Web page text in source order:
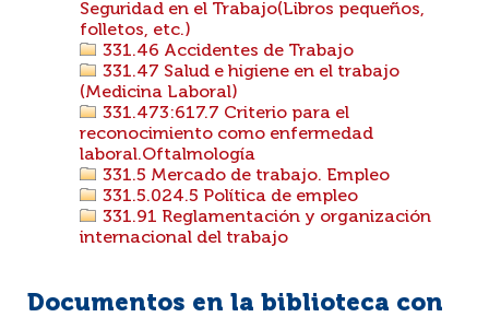
Seguridad en el Trabajo(Libros pequeños,
folletos, etc.)
331.46 Accidentes de Trabajo
331.47 Salud e higiene en el trabajo
(Medicina Laboral)
331.473:617.7 Criterio para el
reconocimiento como enfermedad
laboral.Oftalmología
331.5 Mercado de trabajo. Empleo
331.5.024.5 Política de empleo
331.91 Reglamentación y organización
internacional del trabajo
Documentos en la biblioteca con